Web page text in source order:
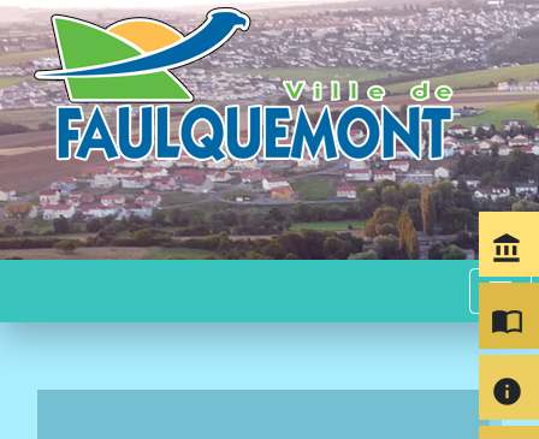
menu
account_balance
import_contacts
info